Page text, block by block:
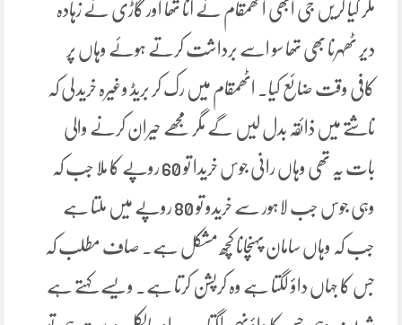
مگر کیا کریں جی ابھی اٹھمقام نے آنا تھا اور گاڑی نے زہادہ
دیر ٹھہرنا بھی تھا سو اسے برداشت کرتے ہوئے وہاں پر
کافی وقت ضائع کیا. اٹھمقام میں رک کر بریڈ وغیرہ خرید لی کہ
ناشتے میں ذائقہ بدل لیں گے مگر مجھے حیران کرنے والی
بات یہ تھی وہاں رانی جوس خریدا تو 60 روپے کا ملا جب کہ
وہی جوس جب لاہور سے خریدو تو 80 روپے میں ملتا ہے
جب کہ وہاں سامان پہنچانا کچھ مشکل ہے۔ صاف مطلب کہ
جس کا جہاں داؤ لگتا ہے وہ کرپشن کرتا ہے۔ ویسے کہتے ہے